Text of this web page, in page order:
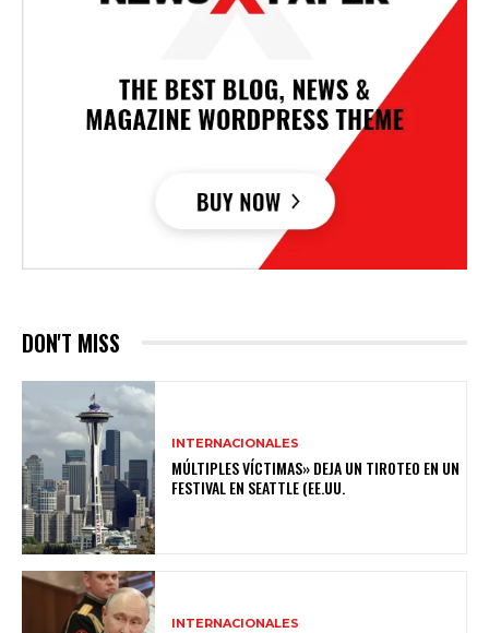
DON'T MISS
INTERNACIONALES
MÚLTIPLES VÍCTIMAS» DEJA UN TIROTEO EN UN
FESTIVAL EN SEATTLE (EE.UU.
INTERNACIONALES